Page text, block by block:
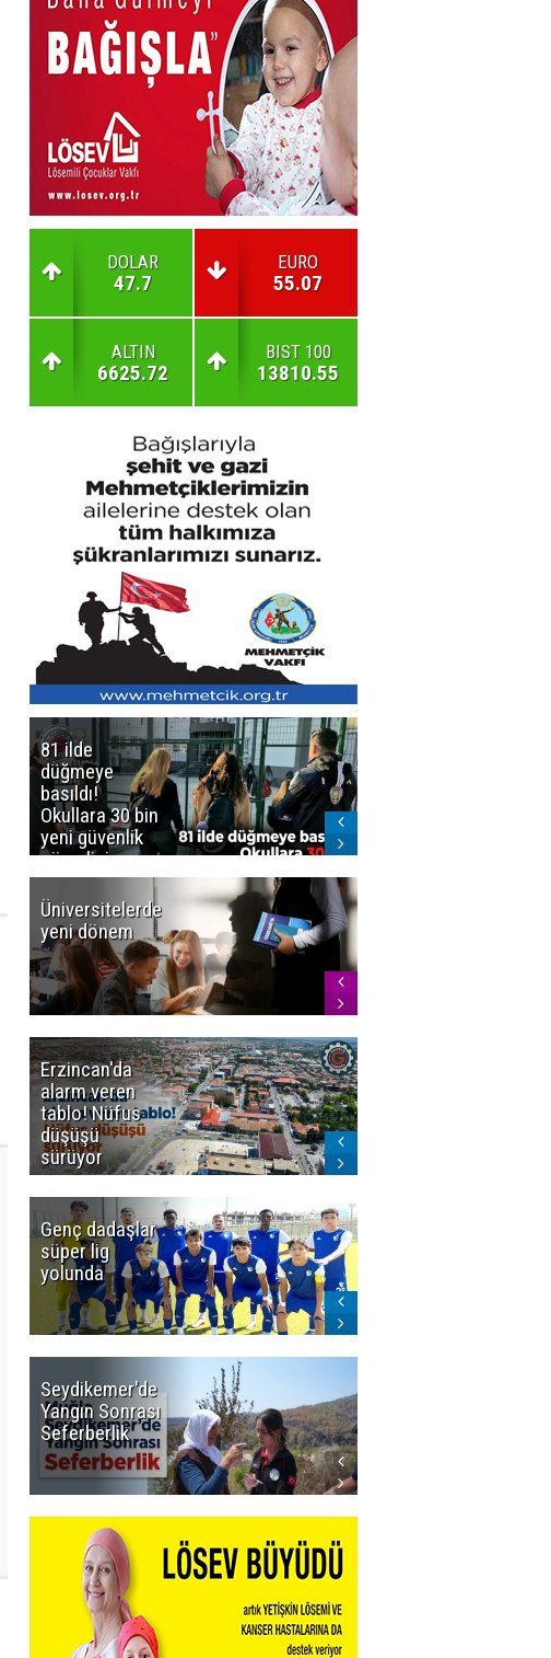
DOLAR
47.7
EURO
55.07
ALTIN
6625.72
BIST 100
13810.55
81 ilde
düğmeye
basıldı!
Okullara 30 bin
yeni güvenlik
görevlisi
Üniversitelerde
yeni dönem
Erzincan'da
alarm veren
tablo! Nüfus
düşüşü
sürüyor
Genç dadaşlar
süper lig
yolunda
Seydikemer'de
Yangın Sonrası
Seferberlik